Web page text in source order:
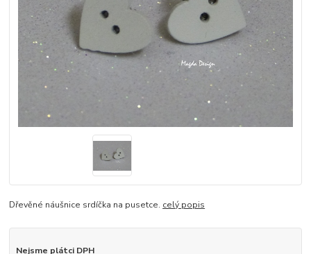
Dřevěné náušnice srdíčka na pusetce. celý popis
Nejsme plátci DPH